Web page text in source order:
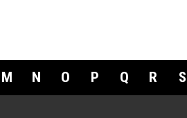
M N O P Q R S